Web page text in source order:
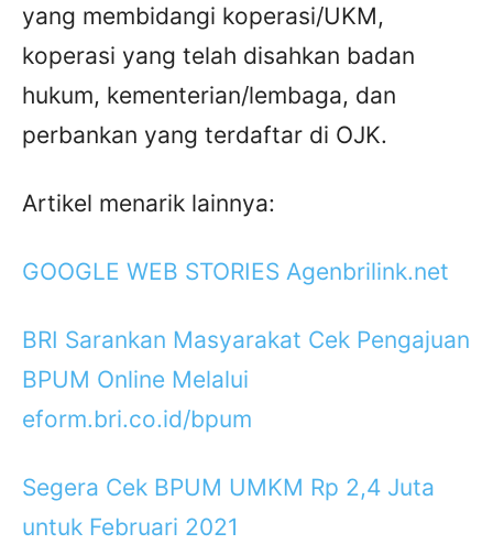
yang membidangi koperasi/UKM,
koperasi yang telah disahkan badan
hukum, kementerian/lembaga, dan
perbankan yang terdaftar di OJK.
Artikel menarik lainnya:
GOOGLE WEB STORIES Agenbrilink.net
BRI Sarankan Masyarakat Cek Pengajuan
BPUM Online Melalui
eform.bri.co.id/bpum
Segera Cek BPUM UMKM Rp 2,4 Juta
untuk Februari 2021